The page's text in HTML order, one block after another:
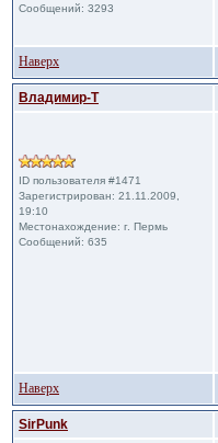
Сообщений: 3293
Наверх
Владимир-Т
ID пользователя #1471
Зарегистрирован: 21.11.2009,
19:10
Местонахождение: г. Пермь
Сообщений: 635
Наверх
SirPunk